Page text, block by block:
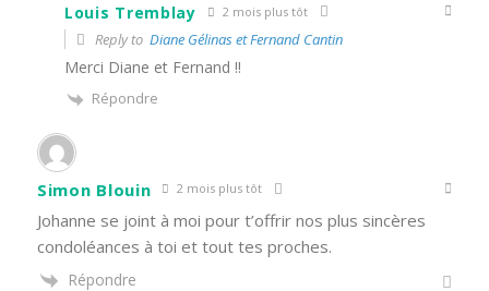
Louis Tremblay 2 mois plus tôt
Reply to Diane Gélinas et Fernand Cantin
Merci Diane et Fernand !!
Répondre
Simon Blouin 2 mois plus tôt
Johanne se joint à moi pour t’offrir nos plus sincères
condoléances à toi et tout tes proches.
Répondre